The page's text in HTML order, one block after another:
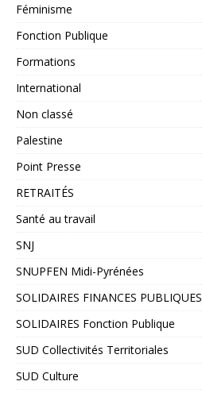
Féminisme
Fonction Publique
Formations
International
Non classé
Palestine
Point Presse
RETRAITÉS
Santé au travail
SNJ
SNUPFEN Midi-Pyrénées
SOLIDAIRES FINANCES PUBLIQUES
SOLIDAIRES Fonction Publique
SUD Collectivités Territoriales
SUD Culture